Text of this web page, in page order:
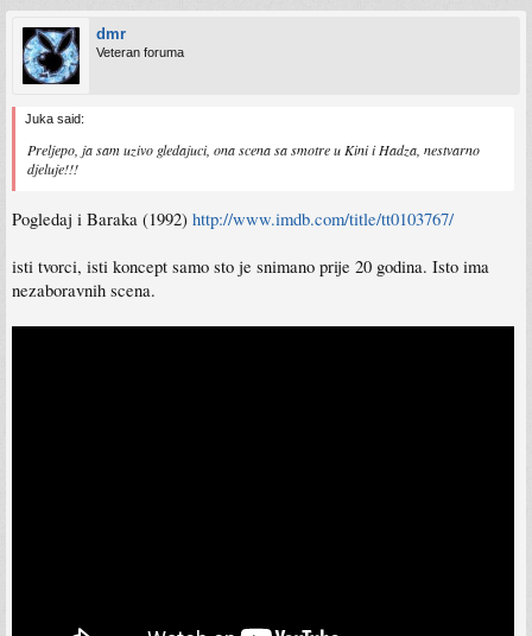
dmr
Veteran foruma
Juka said:
Preljepo, ja sam uzivo gledajuci, ona scena sa smotre u Kini i Hadza, nestvarno
djeluje!!!
Pogledaj i Baraka (1992) http://www.imdb.com/title/tt0103767/
isti tvorci, isti koncept samo sto je snimano prije 20 godina. Isto ima
nezaboravnih scena.